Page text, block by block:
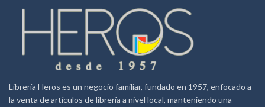
Librería Heros es un negocio familiar, fundado en 1957, enfocado a
la venta de artículos de librería a nivel local, manteniendo una